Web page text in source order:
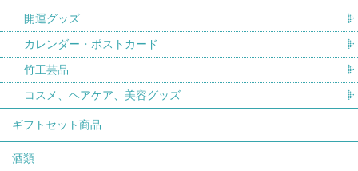
開運グッズ
カレンダー・ポストカード
竹工芸品
コスメ、ヘアケア、美容グッズ
ギフトセット商品
酒類